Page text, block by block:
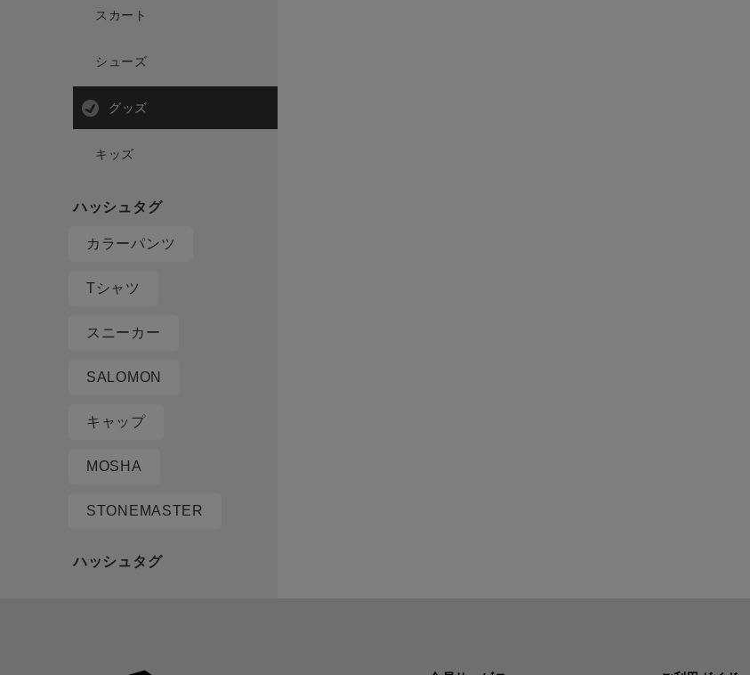
スカート
シューズ
グッズ
キッズ
カラーパンツ
Tシャツ
スニーカー
SALOMON
キャップ
MOSHA
STONEMASTER